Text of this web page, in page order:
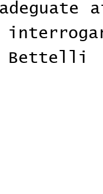
Bettelli